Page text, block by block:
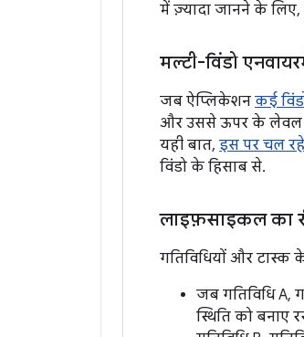
में ज़्यादा जानने के लिए,
मल्टी-विंडो
जब ऐप्लिकेशन कई
और उससे ऊपर के लेवल
यही बात, इस पर चल रहे
विंडो के हिसाब से.
लाइफ़साइकल का
गतिविधियों और टास्क
जब गतिविधि A,
स्थिति को बनाए